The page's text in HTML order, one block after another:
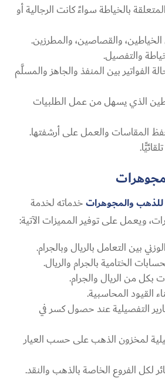
بالخياطة سواءً كانت الرجالية أو
والقصاصين، والمطرزين.
والتفصيل.
الفواتير بين المنفذ والجاهز والمسلَّم
الذي يسهل من عمل الطلبيات
المقاسات والعمل على أرشفتها.
للذهب والمجوهراتخدماته لخدمة
ويعمل على توفير المميزات الآتية:
بين التعامل بالريال وبالجرام.
الختامية بالجرام والريال.
بكل من الريال والجرام.
القيود المحاسبية.
التفصيلية عند حصول كسر في
لمخزون الذهب على حسب العيار
لكل الفروع الخاصة بالذهب والنقد.